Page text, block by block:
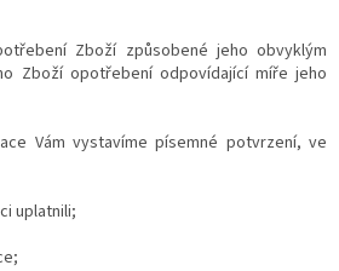
Zboží způsobené jeho obvyklým
Zboží opotřebení odpovídající míře jeho
Vám vystavíme písemné potvrzení, ve
uplatnili;